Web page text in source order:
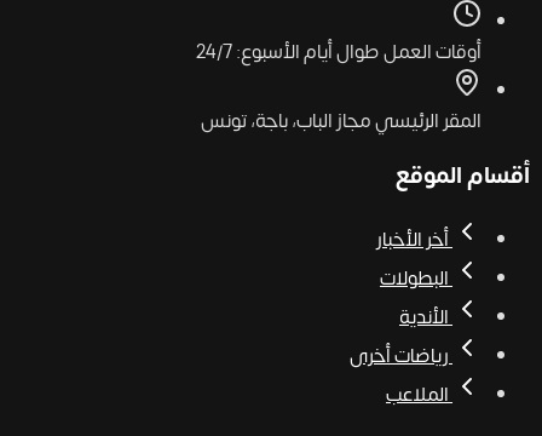
أوقات العملطوال أيام الأسبوع: 24/7
المقر الرئيسيمجاز الباب، باجة، تونس
أقسام الموقع
أخر الأخبار
البطولات
الأندية
رياضات أخرى
الملاعب